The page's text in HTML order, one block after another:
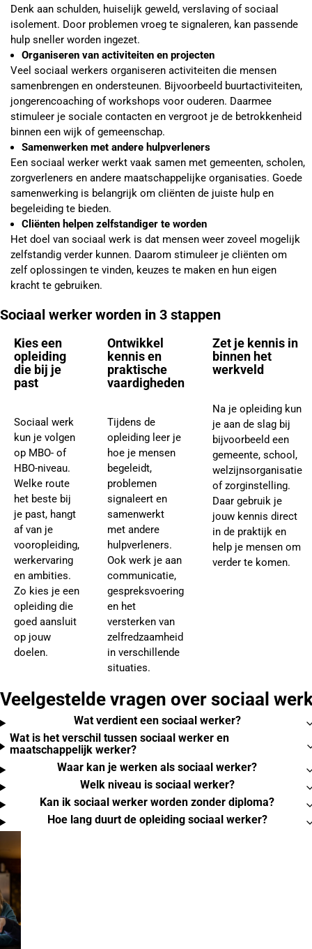
Denk aan schulden, huiselijk geweld, verslaving of sociaal
isolement. Door problemen vroeg te signaleren, kan passende
hulp sneller worden ingezet.
Organiseren van activiteiten en projecten
Veel sociaal werkers organiseren activiteiten die mensen
samenbrengen en ondersteunen. Bijvoorbeeld buurtactiviteiten,
jongerencoaching of workshops voor ouderen. Daarmee
stimuleer je sociale contacten en vergroot je de betrokkenheid
binnen een wijk of gemeenschap.
Samenwerken met andere hulpverleners
Een sociaal werker werkt vaak samen met gemeenten, scholen,
zorgverleners en andere maatschappelijke organisaties. Goede
samenwerking is belangrijk om cliënten de juiste hulp en
begeleiding te bieden.
Cliënten helpen zelfstandiger te worden
Het doel van sociaal werk is dat mensen weer zoveel mogelijk
zelfstandig verder kunnen. Daarom stimuleer je cliënten om
zelf oplossingen te vinden, keuzes te maken en hun eigen
kracht te gebruiken.
Sociaal werker worden in 3 stappen
Kies een
opleiding
die bij je
past
Sociaal werk
kun je volgen
op MBO- of
HBO-niveau.
Welke route
het beste bij
je past, hangt
af van je
vooropleiding,
werkervaring
en ambities.
Zo kies je een
opleiding die
goed aansluit
op jouw
doelen.
Ontwikkel
kennis en
praktische
vaardigheden
Tijdens de
opleiding leer je
hoe je mensen
begeleidt,
problemen
signaleert en
samenwerkt
met andere
hulpverleners.
Ook werk je aan
communicatie,
gespreksvoering
en het
versterken van
zelfredzaamheid
in verschillende
situaties.
Zet je kennis in
binnen het
werkveld
Na je opleiding kun
je aan de slag bij
bijvoorbeeld een
gemeente, school,
welzijnsorganisatie
of zorginstelling.
Daar gebruik je
jouw kennis direct
in de praktijk en
help je mensen om
verder te komen.
Veelgestelde vragen over sociaal
Wat verdient een sociaal werker?
Wat is het verschil tussen sociaal werker en
maatschappelijk werker?
Waar kan je werken als sociaal werker?
Welk niveau is sociaal werker?
Kan ik sociaal werker worden zonder diploma?
Hoe lang duurt de opleiding sociaal werker?